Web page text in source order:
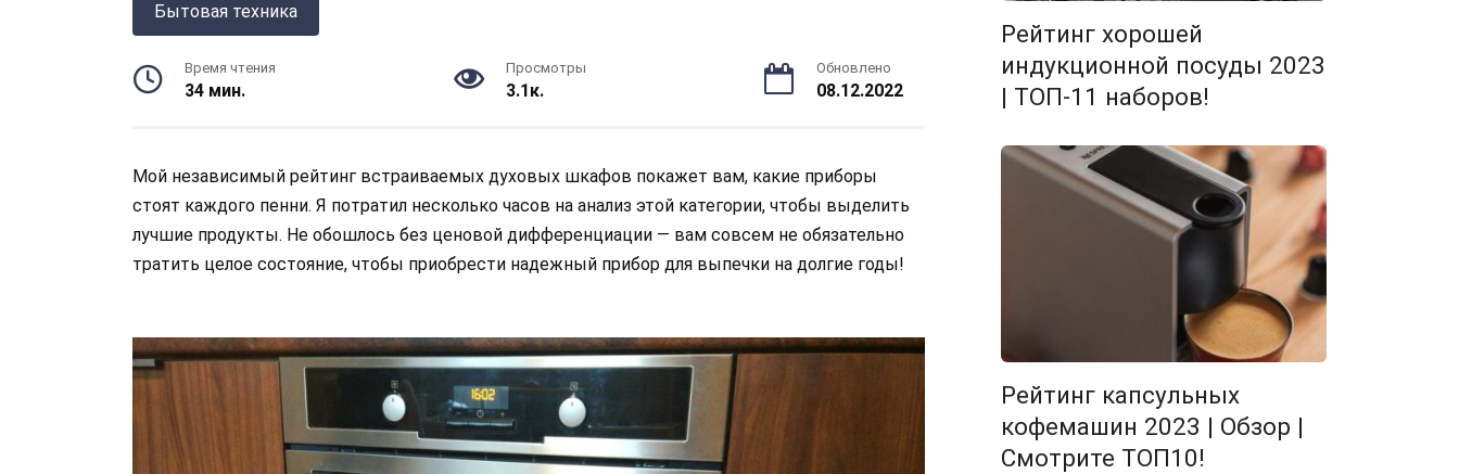
Бытовая техника
Время чтения
34 мин.
Просмотры
3.1к.
Обновлено
08.12.2022
Мой независимый рейтинг встраиваемых духовых шкафов покажет вам, какие приборы
стоят каждого пенни. Я потратил несколько часов на анализ этой категории, чтобы выделить
лучшие продукты. Не обошлось без ценовой дифференциации — вам совсем не обязательно
тратить целое состояние, чтобы приобрести надежный прибор для выпечки на долгие годы!
Рейтинг хорошей
индукционной посуды 2023
| ТОП-11 наборов!
Рейтинг капсульных
кофемашин 2023 | Обзор |
Смотрите ТОП10!